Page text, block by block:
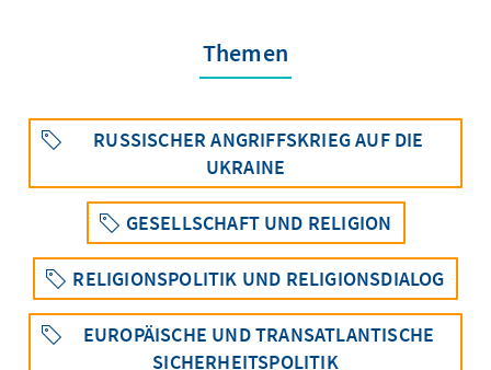
Themen
RUSSISCHER ANGRIFFSKRIEG AUF DIE
UKRAINE
GESELLSCHAFT UND RELIGION
RELIGIONSPOLITIK UND RELIGIONSDIALOG
EUROPÄISCHE UND TRANSATLANTISCHE
SICHERHEITSPOLITIK